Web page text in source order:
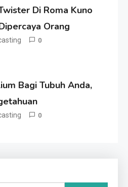
Di Roma Kuno
Orang
0
Bagi Tubuh Anda,
0